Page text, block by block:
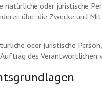
natürliche oder juristische
über die Zwecke und
oder juristische
des Verantwortlichen